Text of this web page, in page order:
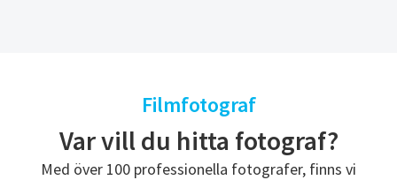
Filmfotograf
Var vill du hitta fotograf?
Med över 100 professionella fotografer, finns vi